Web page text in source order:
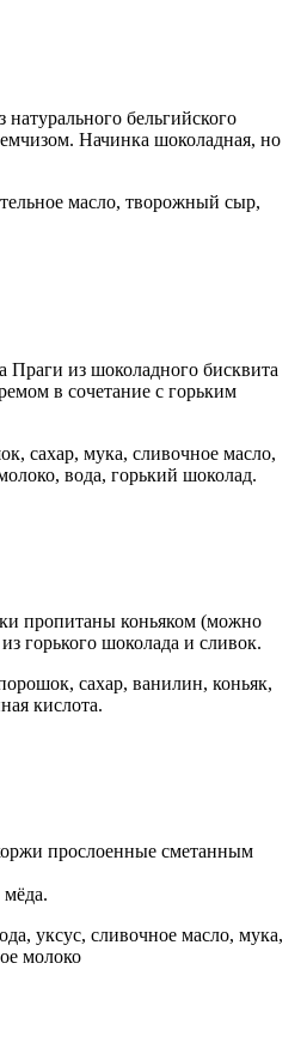
бельгийского
Начинка шоколадная, но
масло, творожный сыр,
Праги из шоколадного бисквита
в сочетание с горьким
сахар, мука, сливочное масло,
вода, горький шоколад.
пропитаны коньяком (можно
горького шоколада и сливок.
сахар, ванилин, коньяк,
кислота.
прослоенные сметанным
уксус, сливочное масло, мука,
молоко